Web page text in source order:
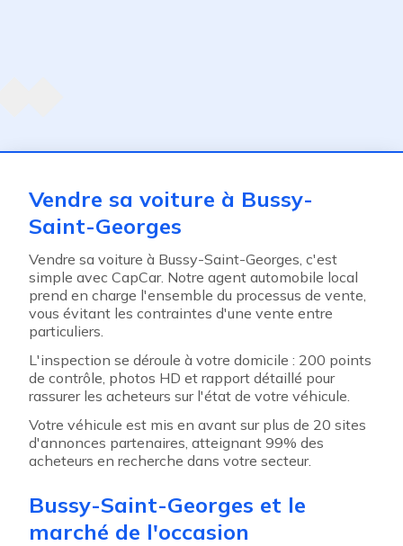
Vendre sa voiture à Bussy-
Saint-Georges
Vendre sa voiture à Bussy-Saint-Georges, c'est
simple avec CapCar. Notre agent automobile local
prend en charge l'ensemble du processus de vente,
vous évitant les contraintes d'une vente entre
particuliers.
L'inspection se déroule à votre domicile : 200 points
de contrôle, photos HD et rapport détaillé pour
rassurer les acheteurs sur l'état de votre véhicule.
Votre véhicule est mis en avant sur plus de 20 sites
d'annonces partenaires, atteignant 99% des
acheteurs en recherche dans votre secteur.
Bussy-Saint-Georges et le
marché de l'occasion